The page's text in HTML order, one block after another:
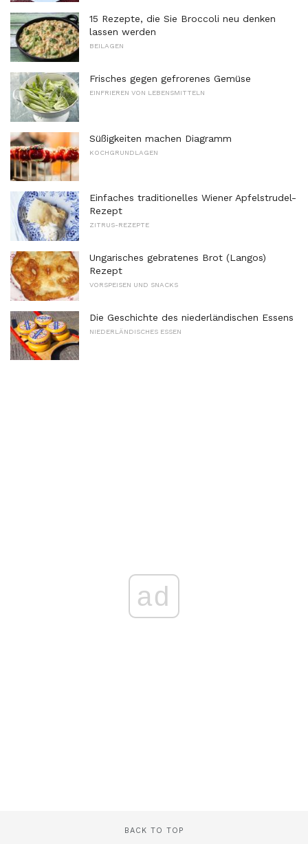
15 Rezepte, die Sie Broccoli neu denken
lassen werden
BEILAGEN
Frisches gegen gefrorenes Gemüse
EINFRIEREN VON LEBENSMITTELN
Süßigkeiten machen Diagramm
KOCHGRUNDLAGEN
Einfaches traditionelles Wiener Apfelstrudel-
Rezept
ZITRUS-REZEPTE
Ungarisches gebratenes Brot (Langos)
Rezept
VORSPEISEN UND SNACKS
Die Geschichte des niederländischen Essens
NIEDERLÄNDISCHES ESSEN
ad
BACK TO TOP